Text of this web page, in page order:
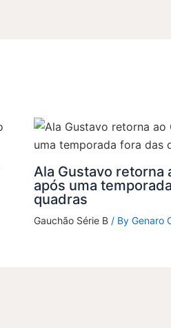
Ala Gustavo retorna
após uma
quadras
Gauchão Série B / ByGenaro